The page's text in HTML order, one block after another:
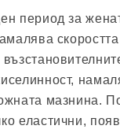
период за
мазнина.
еластични,